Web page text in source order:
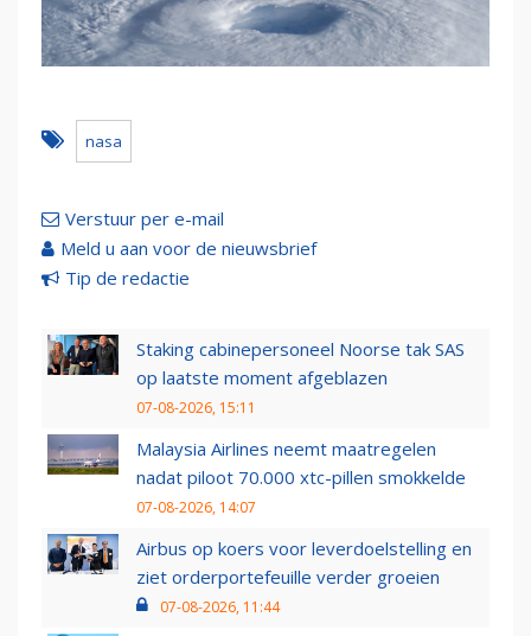
nasa
Verstuur per e-mail
Meld u aan voor de nieuwsbrief
Tip de redactie
Staking cabinepersoneel Noorse tak SAS
op laatste moment afgeblazen
07-08-2026, 15:11
Malaysia Airlines neemt maatregelen
nadat piloot 70.000 xtc-pillen smokkelde
07-08-2026, 14:07
Airbus op koers voor leverdoelstelling en
ziet orderportefeuille verder groeien
07-08-2026, 11:44